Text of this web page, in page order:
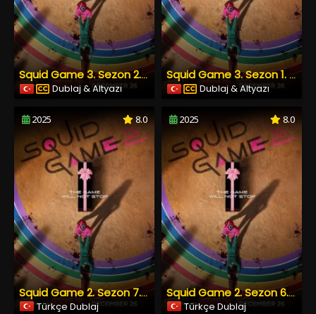
Squid Game 3. Sezon 2. Bölüm
Dublaj & Altyazı
Squid Game 3. Sezon 1. Bölüm
Dublaj & Altyazı
2025 8.0
Squid Game 2. Sezon 7. Bölüm Türkçe Dublaj izle
Türkçe Dublaj
2025 8.0
Squid Game 2. Sezon 6. Bölüm Türkçe Dublaj izle
Türkçe Dublaj